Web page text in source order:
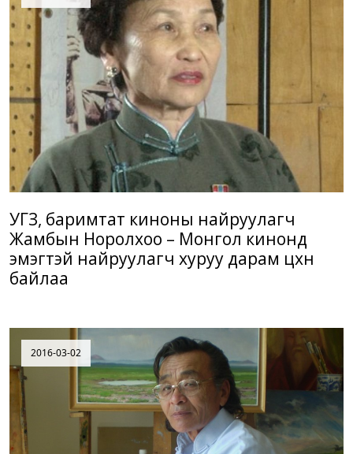
УГЗ, баримтат киноны найруулагч
Жамбын Норолхоо – Монгол кинонд
эмэгтэй найруулагч хуруу дарам цөөхөн
байлаа
2016-03-02